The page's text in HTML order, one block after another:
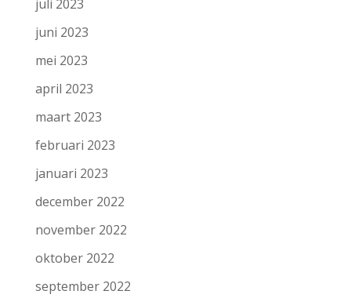
juli 2023
juni 2023
mei 2023
april 2023
maart 2023
februari 2023
januari 2023
december 2022
november 2022
oktober 2022
september 2022